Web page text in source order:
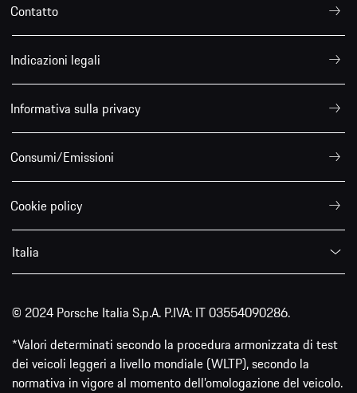
Contatto
Indicazioni legali
Informativa sulla privacy
Consumi/Emissioni
Cookie policy
Italia
© 2024 Porsche Italia S.p.A. P.IVA: IT 03554090286.
*Valori determinati secondo la procedura armonizzata di test
dei veicoli leggeri a livello mondiale (WLTP), secondo la
normativa in vigore al momento dell’omologazione del veicolo.